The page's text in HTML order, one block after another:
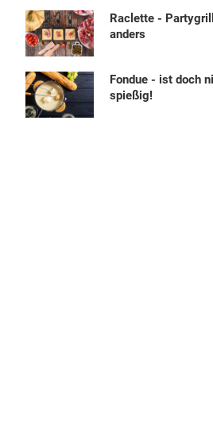
Raclette -
anders
Fondue - ist doch
spießig!